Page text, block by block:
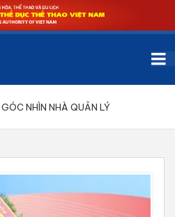
GÓC NHÌN NHÀ QUẢN LÝ